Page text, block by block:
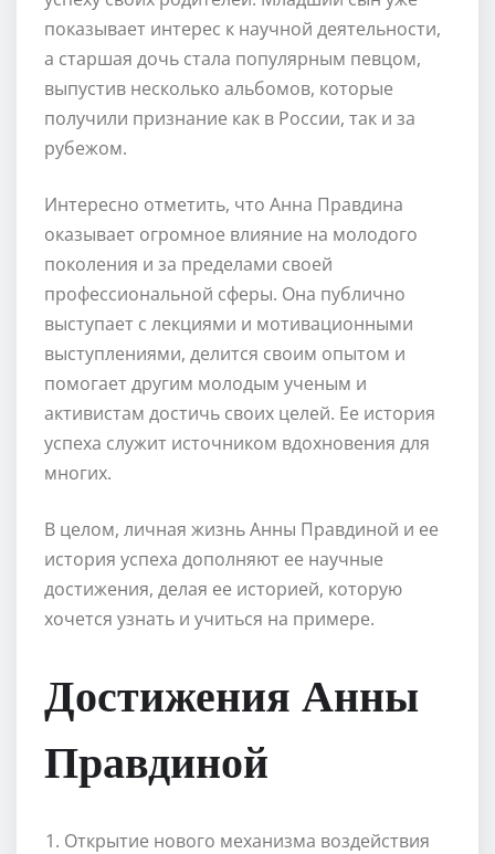
показывает интерес к научной деятельности,
а старшая дочь стала популярным певцом,
выпустив несколько альбомов, которые
получили признание как в России, так и за
рубежом.
Интересно отметить, что Анна Правдина
оказывает огромное влияние на молодого
поколения и за пределами своей
профессиональной сферы. Она публично
выступает с лекциями и мотивационными
выступлениями, делится своим опытом и
помогает другим молодым ученым и
активистам достичь своих целей. Ее история
успеха служит источником вдохновения для
многих.
В целом, личная жизнь Анны Правдиной и ее
история успеха дополняют ее научные
достижения, делая ее историей, которую
хочется узнать и учиться на примере.
Достижения Анны
Правдиной
Открытие нового механизма воздействия